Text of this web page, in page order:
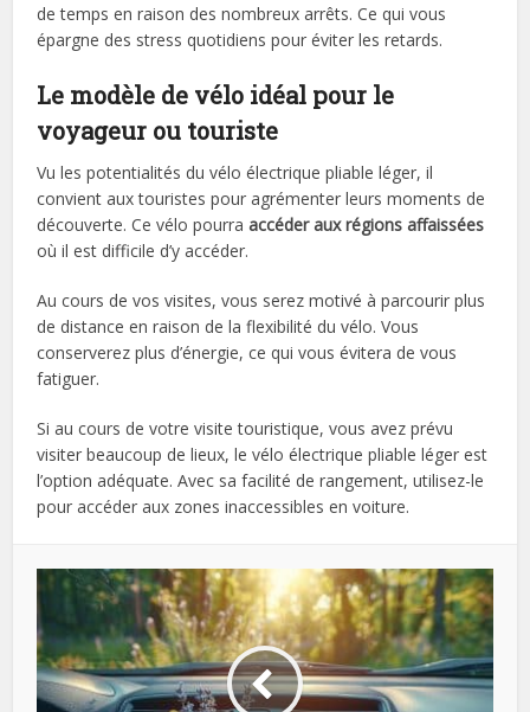
de temps en raison des nombreux arrêts. Ce qui vous
épargne des stress quotidiens pour éviter les retards.
Le modèle de vélo idéal pour le
voyageur ou touriste
Vu les potentialités du vélo électrique pliable léger, il
convient aux touristes pour agrémenter leurs moments de
découverte. Ce vélo pourraaccéder aux régions affaissées
où il est difficile d’y accéder.
Au cours de vos visites, vous serez motivé à parcourir plus
de distance en raison de la flexibilité du vélo. Vous
conserverez plus d’énergie, ce qui vous évitera de vous
fatiguer.
Si au cours de votre visite touristique, vous avez prévu
visiter beaucoup de lieux, le vélo électrique pliable léger est
l’option adéquate. Avec sa facilité de rangement, utilisez-le
pour accéder aux zones inaccessibles en voiture.